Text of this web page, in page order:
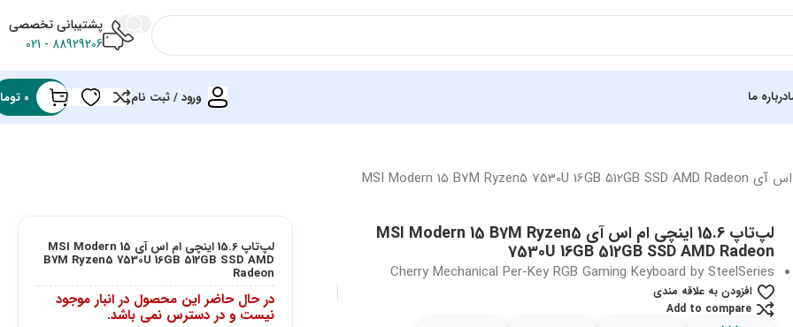
پشتیبانی تخصصی
88929206 - 021
درباره ما ورود / ثبت نام 0
لپ‌تاپ 15.6 اینچی ام اس آی MSI Modern 15 B7M Ryzen5
7530U 16GB 512GB SSD AMD Radeon
Cherry Mechanical Per-Key RGB Gaming Keyboard by SteelSeries
افزودن به علاقه مندی
Add to compare
لپ‌تاپ 15.6 اینچی ام اس آی MSI Modern 15
B7M Ryzen5 7530U 16GB 512GB SSD AMD
Radeon
در حال حاضر این محصول در انبار موجود
نیست و در دسترس نمی باشد.